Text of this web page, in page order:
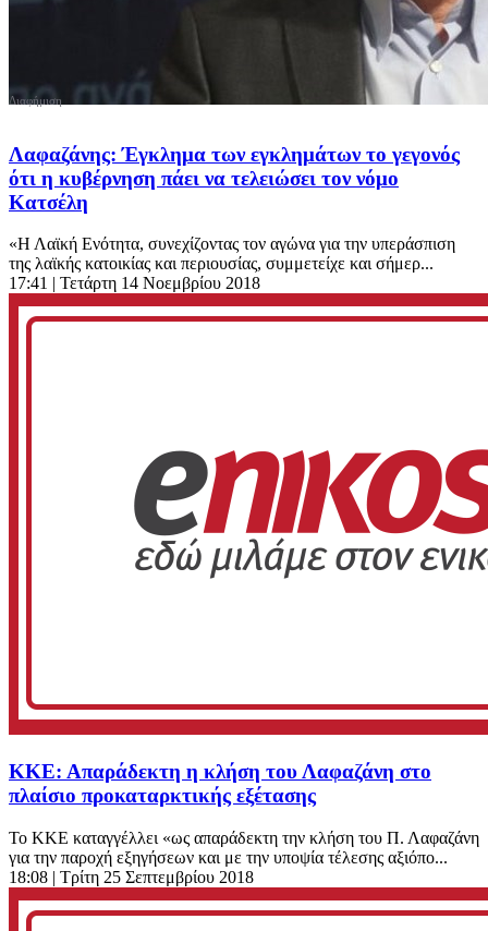
Λαφαζάνης: Έγκλημα των εγκλημάτων το γεγονός
ότι η κυβέρνηση πάει να τελειώσει τον νόμο
Κατσέλη
«Η Λαϊκή Ενότητα, συνεχίζοντας τον αγώνα για την υπεράσπιση
της λαϊκής κατοικίας και περιουσίας, συμμετείχε και σήμερ...
17:41 | Τετάρτη 14 Νοεμβρίου 2018
ΚΚΕ: Απαράδεκτη η κλήση του Λαφαζάνη στο
πλαίσιο προκαταρκτικής εξέτασης
Το ΚΚΕ καταγγέλλει «ως απαράδεκτη την κλήση του Π. Λαφαζάνη
για την παροχή εξηγήσεων και με την υποψία τέλεσης αξιόπο...
18:08 | Τρίτη 25 Σεπτεμβρίου 2018